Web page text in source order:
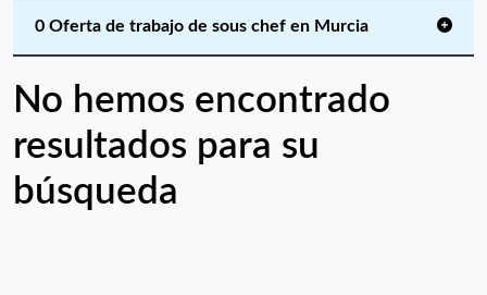
0 Oferta de trabajo de sous chef en Murcia
No hemos encontrado
resultados para su
búsqueda